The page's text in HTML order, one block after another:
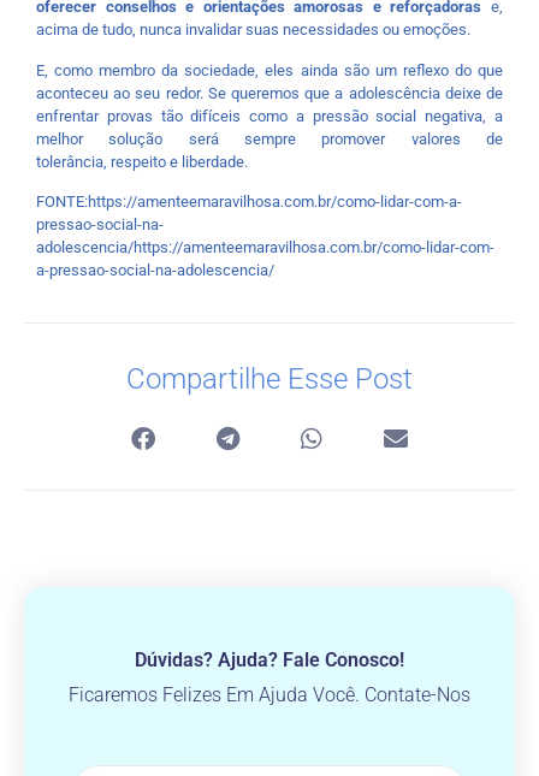
oferecer conselhos e orientações amorosas e reforçadoras e,
acima de tudo, nunca invalidar suas necessidades ou emoções.
E, como membro da sociedade, eles ainda são um reflexo do que
aconteceu ao seu redor. Se queremos que a adolescência deixe de
enfrentar provas tão difíceis como a pressão social negativa, a
melhor solução será sempre promover valores de
tolerância, respeito e liberdade.
FONTE:https://amenteemaravilhosa.com.br/como-lidar-com-a-
pressao-social-na-
adolescencia/https://amenteemaravilhosa.com.br/como-lidar-com-
a-pressao-social-na-adolescencia/
Compartilhe Esse Post
Dúvidas? Ajuda? Fale Conosco!
Ficaremos Felizes Em Ajuda Você. Contate-Nos